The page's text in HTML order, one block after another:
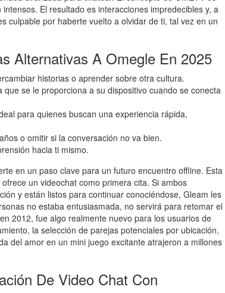
El resultado es interacciones impredecibles y, a
culpable por haberte vuelto a olvidar de ti, tal vez en un
Alternativas A Omegle En 2025
historias o aprender sobre otra cultura.
se le proporciona a su dispositivo cuando se conecta
para quienes buscan una experiencia rápida,
o omitir si la conversación no va bien.
hacia ti mismo.
en un paso clave para un futuro encuentro offline. Esta
un videochat como primera cita. Si ambos
y están listos para continuar conociéndose, Gleam les
no estaba entusiasmada, no servirá para retomar el
2012, fue algo realmente nuevo para los usuarios de
la selección de parejas potenciales por ubicación,
del amor en un mini juego excitante atrajeron a millones
De Video Chat Con